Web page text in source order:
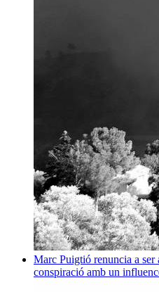
Marc Puigtió renuncia a
conspiració amb un